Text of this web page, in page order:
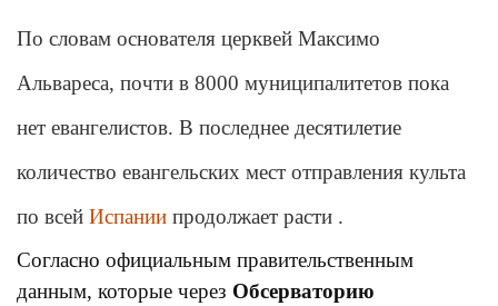
По словам основателя церквей Максимо
Альвареса, почти в 8000 муниципалитетов пока
нет евангелистов. В последнее десятилетие
количество евангельских мест отправления культа
по всей Испании продолжает расти .
Согласно официальным правительственным
данным, которые через Обсерваторию